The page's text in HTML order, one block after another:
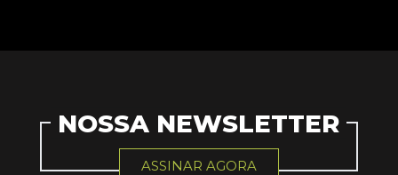
NOSSA NEWSLETTER
ASSINAR AGORA